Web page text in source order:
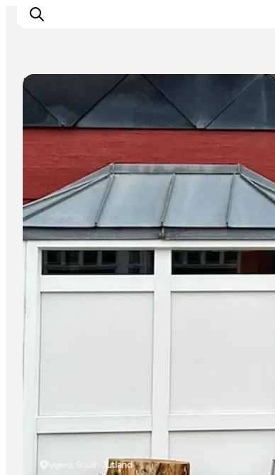
Inspirations
Destinations
Quoi faire
Hébergements
Planifiez votre voyage
Vejers, South Jutland
Restaurants